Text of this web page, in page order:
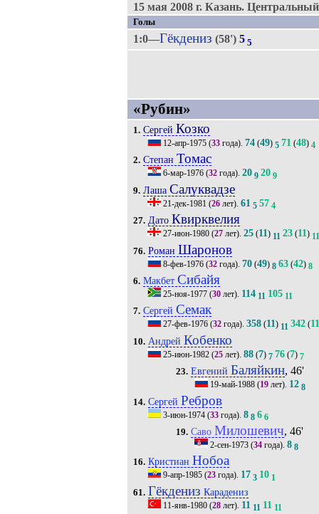
15 мая 2008 г. Казань.
Голы
1:0—Гёкдениз (58') 5 5
«Рубин»
1. Сергей Козко
12-апр-1975(33года). 74(49) 5 71(48) 4
2. Степан Томас
6-мар-1976(32года). 20 9 20 9
9. Лаша Салуквадзе
21-дек-1981 (26лет). 61 5 57 4
27. Дато Квирквелия
27-июн-1980(27лет). 25(11) 11 23(11) 11
76. Роман Шаронов
8-фев-1976(32года). 70(49) 8 63(42) 8
6. Макбет Сибайя
25-ноя-1977(30лет). 114 11 105 11
7. Сергей Семак
27-фев-1976(32года). 358(11) 11 342(11
10. Андрей Кобенко
25-июн-1982(25лет). 88(7) 7 76(7) 7
23. Евгений Баляйкин, 46'
19-май-1988 (19 лет). 12 8
14. Сергей Ребров
3-июн-1974(33года). 8 8 6 6
19. Саво Милошевич, 46'
2-сен-1973 (34 года).8 8
16. Кристиан Нобоа
9-апр-1985(23года). 17 3 10 1
61. Гёкдениз Карадениз
11-янв-1980(28лет). 11 11 11 11